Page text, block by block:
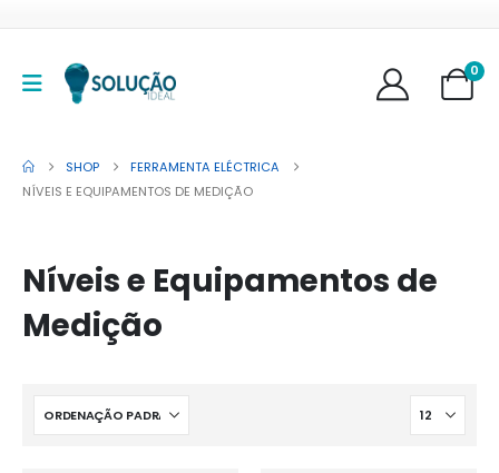
0
SHOP
FERRAMENTA ELÉCTRICA
NÍVEIS E EQUIPAMENTOS DE MEDIÇÃO
Níveis e Equipamentos de
Medição